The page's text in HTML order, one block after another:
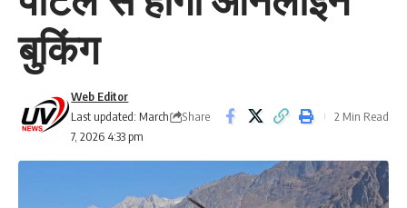
बुकिंग
Last updated: March
7, 2026 4:33 pm
Web Editor
Share
2 Min Read